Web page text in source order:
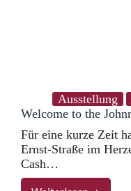
Ausstellung
Welcome to the
Für eine kurze Zeit
Ernst-Straße im
Cash…